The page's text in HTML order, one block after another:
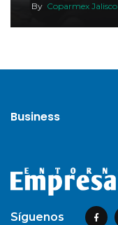
By Coparmex Jalisco
Business
Síguenos